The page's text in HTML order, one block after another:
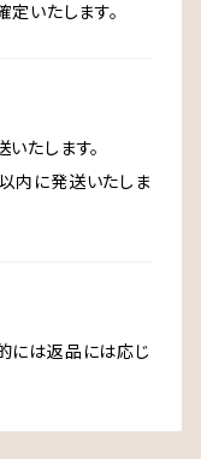
いたします。
たします。
内に発送いたしま
には返品には応じ